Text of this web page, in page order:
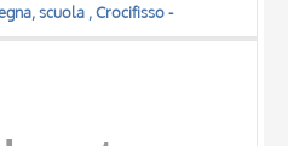
scuola , Crocifisso -